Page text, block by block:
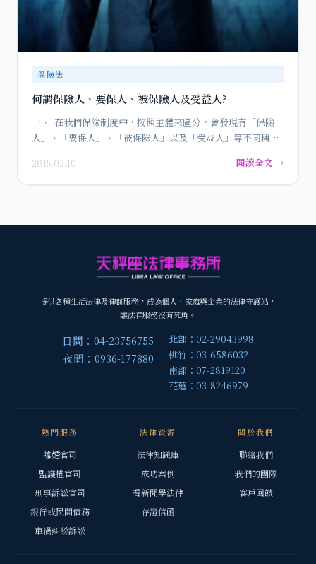
保險法
何謂保險人、要保人、被保險人及受益人?
一、 在我們保險制度中，按照主體來區分，會發現有「保險
人」、「要保人」、「被保險人」以及「受益人」等不同稱
2015.03.10 閱讀全文 →
提供各種生活法律及律師服務，成為個人、家庭與企業的法律守護站，
讓法律服務沒有死角。
日間：04-23756755
夜間：0936-177880
北部：02-29043998
桃竹：03-6586032
南部：07-2819120
花蓮：03-8246979
熱門服務
離婚官司
監護權官司
刑事訴訟官司
銀行或民間債務
車禍糾紛訴訟
法律資源
法律知識庫
成功案例
看新聞學法律
存證信函
關於我們
聯絡我們
我們的團隊
客戶回饋